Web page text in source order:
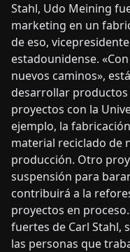
Stahl, Udo Meining
marketing en un
de eso,
estadounidense.
nuevos caminos»,
desarrollar productos
proyectos con la
ejemplo, la
material reciclado de
producción. Otro
suspensión para
contribuirá a la
proyectos en
fuertes de Carl Stahl,
las personas que